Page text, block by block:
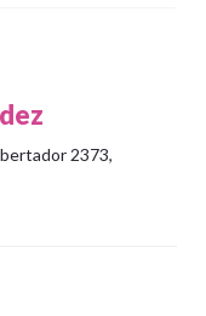
2373,